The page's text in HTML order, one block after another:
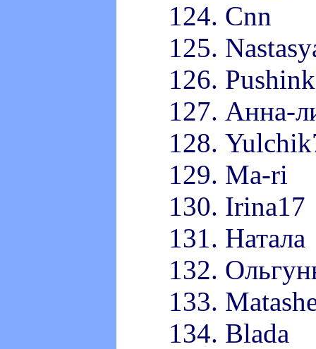
124. Cnn
125.
126.
127. Анна-
128.
129. Ma-ri
130. Irina17
131. Натала
132.
133.
134. Blada